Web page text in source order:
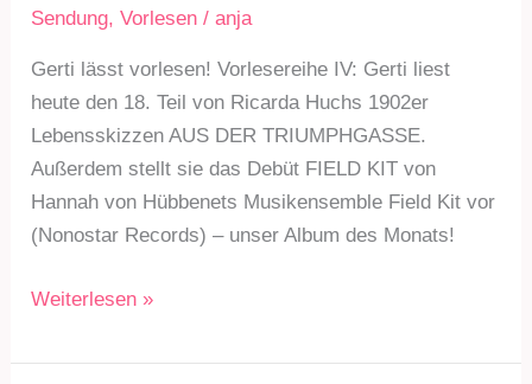
Sendung,Vorlesen /anja
Gerti lässt vorlesen! Vorlesereihe IV: Gerti liest
heute den 18. Teil von Ricarda Huchs 1902er
Lebensskizzen AUS DER TRIUMPHGASSE.
Außerdem stellt sie das Debüt FIELD KIT von
Hannah von Hübbenets Musikensemble Field Kit vor
(Nonostar Records) – unser Album des Monats!
RMC6
235
Weiterlesen »